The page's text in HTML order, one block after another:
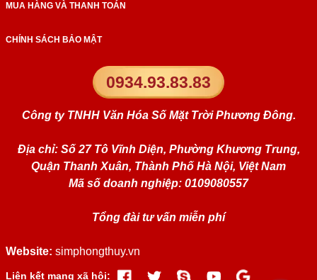
Website: simphongthuy.vn
Liên kết mạng xã hội:
0934.93.83.83
Công ty TNHH Văn Hóa Số Mặt Trời Phương Đông.
Địa chỉ: Số 27 Tô Vĩnh Diện, Phường Khương Trung,
Quận Thanh Xuân, Thành Phố Hà Nội, Việt Nam
Mã số doanh nghiệp: 0109080557
Tổng đài tư vấn miễn phí
MUA HÀNG VÀ THANH TOÁN
CHÍNH SÁCH BẢO MẬT